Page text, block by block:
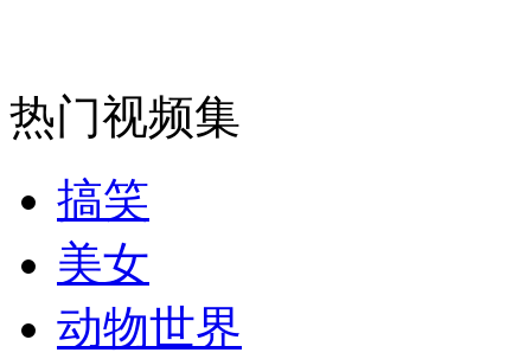
走！跟着总书记去植树
消防员救轻生者
纽约上演“枕头大战”
热门视频集
搞笑
美女
动物世界